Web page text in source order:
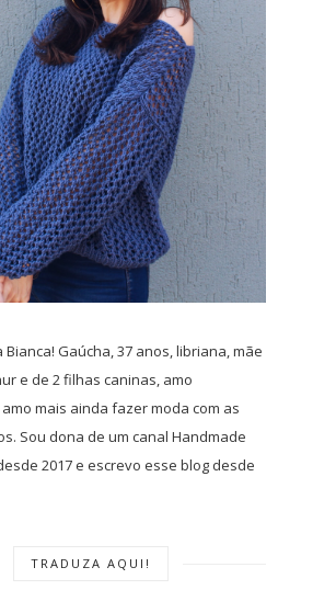
Bianca! Gaúcha, 37 anos, libriana, mãe
e de 2 filhas caninas, amo
mais ainda fazer moda com as
Sou dona de um canal Handmade
2017 e escrevo esse blog desde
TRADUZA AQUI!